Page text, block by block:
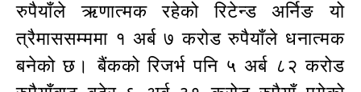
रुपैयाँले ऋणात्मक रहेको रिटेन्ड अर्निङ यो
त्रैमाससम्ममा १ अर्ब ७ करोड रुपैयाँले धनात्मक
बनेको छ। बैंकको रिजर्भ पनि ५ अर्ब ८२ करोड